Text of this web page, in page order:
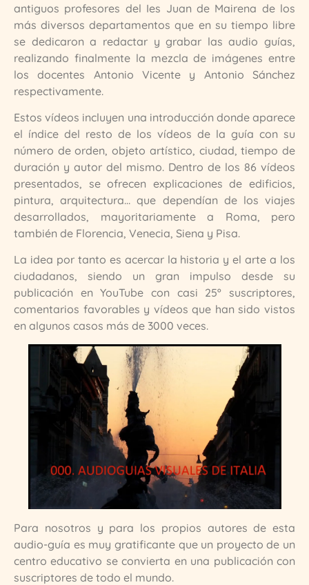
antiguos profesores del Ies Juan de Mairena de los
más diversos departamentos que en su tiempo libre
se dedicaron a redactar y grabar las audio guías,
realizando finalmente la mezcla de imágenes entre
los docentes Antonio Vicente y Antonio Sánchez
respectivamente.
Estos vídeos incluyen una introducción donde aparece
el índice del resto de los vídeos de la guía con su
número de orden, objeto artístico, ciudad, tiempo de
duración y autor del mismo. Dentro de los 86 vídeos
presentados, se ofrecen explicaciones de edificios,
pintura, arquitectura… que dependían de los viajes
desarrollados, mayoritariamente a Roma, pero
también de Florencia, Venecia, Siena y Pisa.
La idea por tanto es acercar la historia y el arte a los
ciudadanos, siendo un gran impulso desde su
publicación en YouTube con casi 25º suscriptores,
comentarios favorables y vídeos que han sido vistos
en algunos casos más de 3000 veces.
Para nosotros y para los propios autores de esta
audio-guía es muy gratificante que un proyecto de un
centro educativo se convierta en una publicación con
suscriptores de todo el mundo.